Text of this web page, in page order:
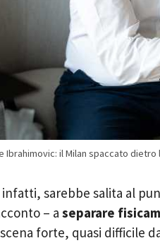
Ibrahimovic: il Milan spaccato
sarebbe salita al
– a separare
forte, quasi difficile